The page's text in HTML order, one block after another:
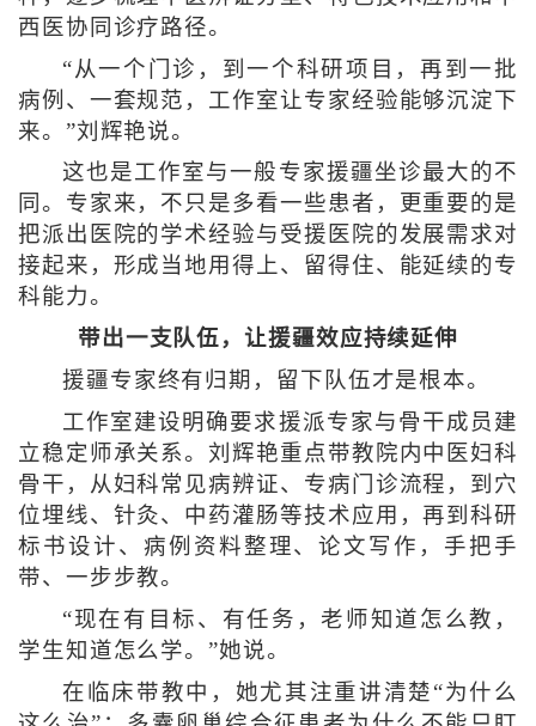
西医协同诊疗路径。
“从一个门诊，到一个科研项目，再到一批
病例、一套规范，工作室让专家经验能够沉淀下
来。”刘辉艳说。
这也是工作室与一般专家援疆坐诊最大的不
同。专家来，不只是多看一些患者，更重要的是
把派出医院的学术经验与受援医院的发展需求对
接起来，形成当地用得上、留得住、能延续的专
科能力。
带出一支队伍，让援疆效应持续延伸
援疆专家终有归期，留下队伍才是根本。
工作室建设明确要求援派专家与骨干成员建
立稳定师承关系。刘辉艳重点带教院内中医妇科
骨干，从妇科常见病辨证、专病门诊流程，到穴
位埋线、针灸、中药灌肠等技术应用，再到科研
标书设计、病例资料整理、论文写作，手把手
带、一步步教。
“现在有目标、有任务，老师知道怎么教，
学生知道怎么学。”她说。
在临床带教中，她尤其注重讲清楚“为什么